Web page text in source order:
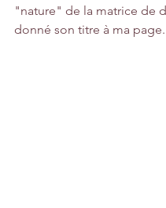
"nature" de la matrice de
donné son titre à ma page.